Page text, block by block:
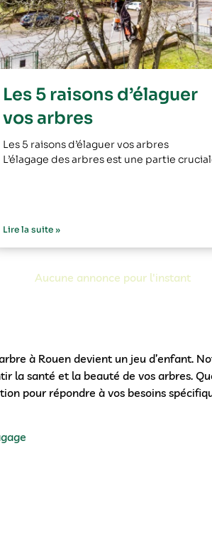
Les 5 raisons d’élaguer
vos arbres
Les 5 raisons d’élaguer vos arbres
L’élagage des arbres est une partie
Lire la suite »
Aucune annonce pour l'instant
à Rouen devient un jeu d’enfant.
la santé et la beauté de vos arbres.
pour répondre à vos besoins